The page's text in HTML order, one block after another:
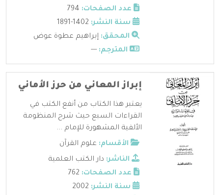
عدد الصفحات:
سنة النشر:
المحقق: إبراهيم عطوة عوض
المترجم: ---
إبراز المعاني من حرز الأماني
يعتبر هذا الكتاب من أنفع الكتب في
القراءات السبع حيث شرح المنظومة
الألفية المشهورة للإمام ...
الأقسام: علوم القرآن
الناشر: دار الكتب العلمية
عدد الصفحات:
سنة النشر: